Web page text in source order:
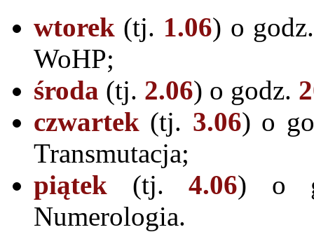
wtorek (tj. 1.06) o
WoHP;
środa (tj. 2.06) o godz.
czwartek (tj. 3.06) o
Transmutacja;
piątek
(tj.4.06) o
Numerologia.